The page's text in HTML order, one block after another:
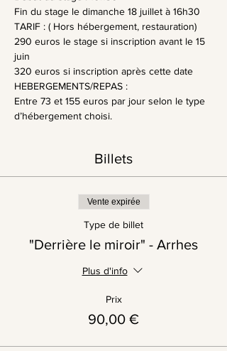
Fin du stage le dimanche 18 juillet à 16h30
TARIF : ( Hors hébergement, restauration)
290 euros le stage si inscription avant le 15
juin
320 euros si inscription après cette date
HEBERGEMENTS/REPAS :
Entre 73 et 155 euros par jour selon le type
d’hébergement choisi.
Billets
Vente expirée
Type de billet
"Derrière le miroir" - Arrhes
Plus d'info
Prix
90,00 €